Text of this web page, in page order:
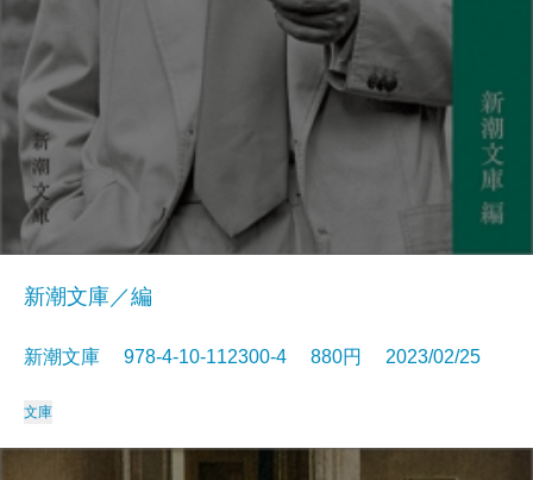
新潮文庫／編
新潮文庫 978-4-10-112300-4 880円 2023/02/25
文庫